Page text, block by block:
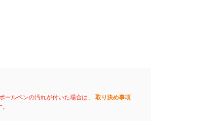
ルペンの汚れが付いた場合は、 取り決め事項